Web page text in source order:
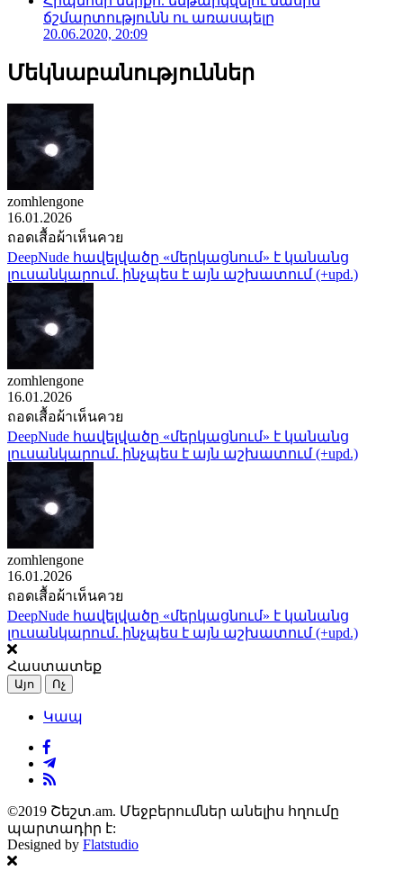
ճշմարտությունն ու առասպելը
20.06.2020, 20:09
Մեկնաբանություններ
zomhlengone
16.01.2026
ถอดเสื้อผ้าเห็นควย
DeepNude հավելվածը «մերկացնում» է կանանց
լուսանկարում. ինչպես է այն աշխատում (+upd.)
zomhlengone
16.01.2026
ถอดเสื้อผ้าเห็นควย
DeepNude հավելվածը «մերկացնում» է կանանց
լուսանկարում. ինչպես է այն աշխատում (+upd.)
zomhlengone
16.01.2026
ถอดเสื้อผ้าเห็นควย
DeepNude հավելվածը «մերկացնում» է կանանց
լուսանկարում. ինչպես է այն աշխատում (+upd.)
Հաստատեք
Այո Ոչ
Կապ
©2019 Շեշտ.am. Մեջբերումներ անելիս հղումը
պարտադիր է:
Designed by Flatstudio